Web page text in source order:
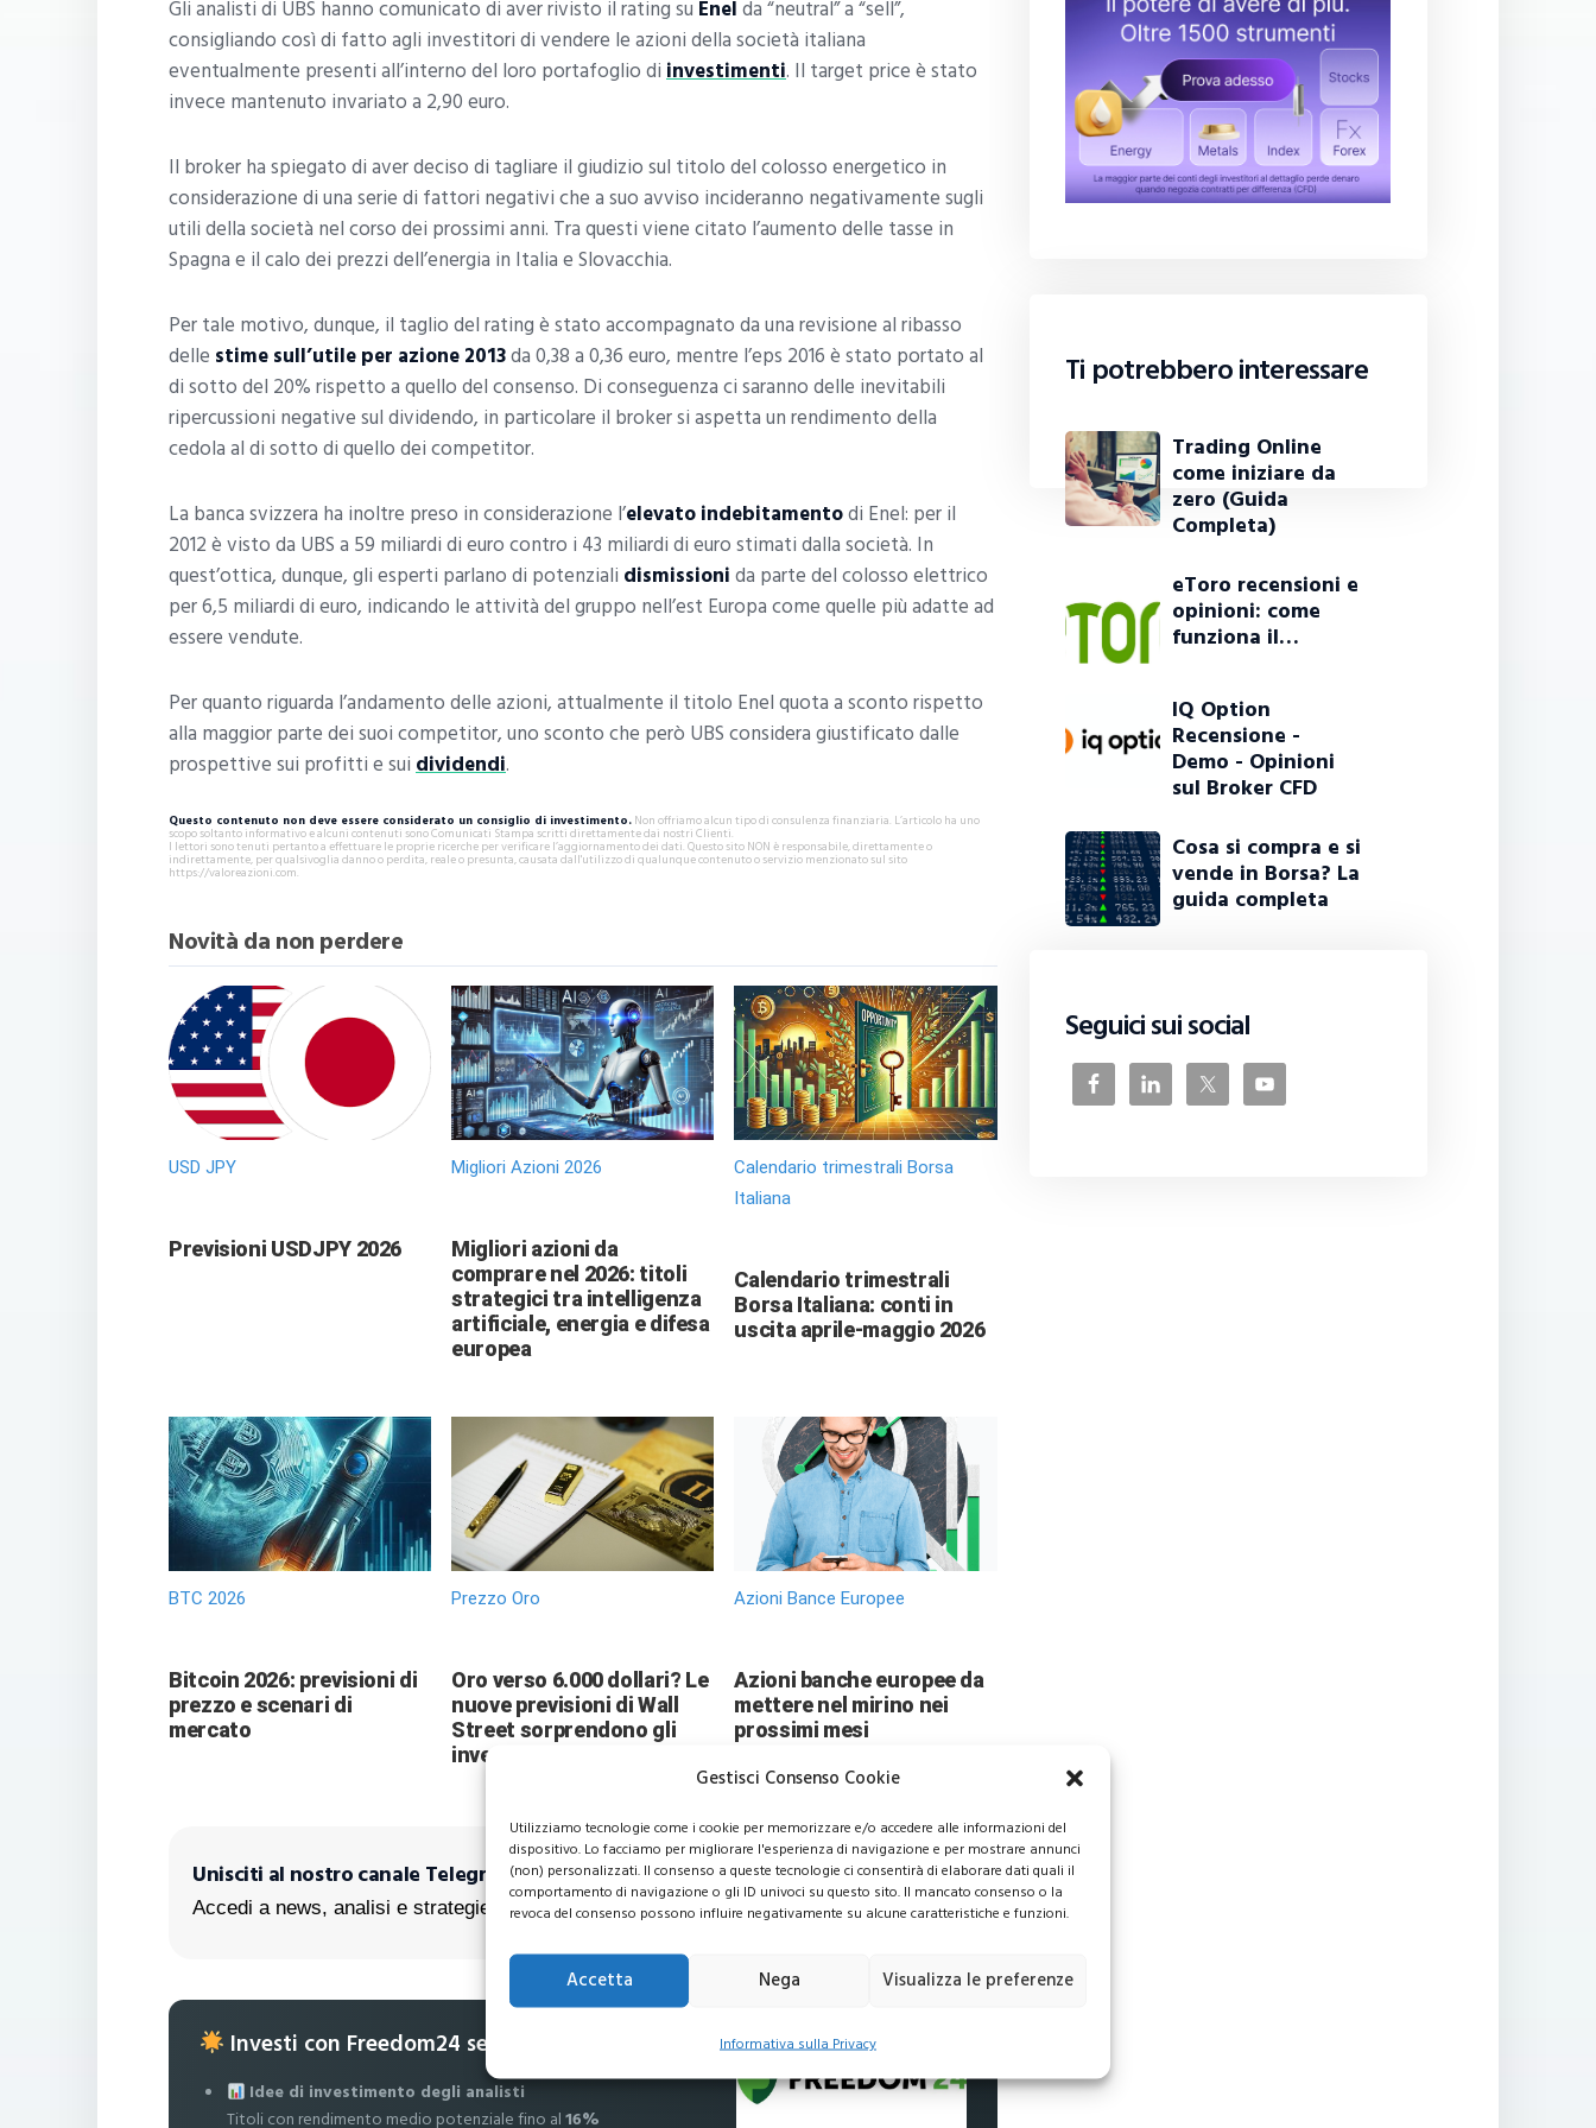
Gestisci Consenso Cookie
Utilizziamo tecnologie come i cookie per memorizzare e/o accedere alle informazioni del
dispositivo. Lo facciamo per migliorare l'esperienza di navigazione e per mostrare annunci
(non) personalizzati. Il consenso a queste tecnologie ci consentirà di elaborare dati quali il
comportamento di navigazione o gli ID univoci su questo sito. Il mancato consenso o la
revoca del consenso possono influire negativamente su alcune caratteristiche e funzioni.
Accetta Nega Visualizza le preferenze
Informativa sulla Privacy
Gli analisti di UBS hanno comunicato di aver rivisto il rating su Enelda “neutral” a “sell”,
consigliando così di fatto agli investitori di vendere le azioni della società italiana
eventualmente presenti all’interno del loro portafoglio diinvestimenti. Il target price è stato
invece mantenuto invariato a 2,90 euro.
Il broker ha spiegato di aver deciso di tagliare il giudizio sul titolo del colosso energetico in
considerazione di una serie di fattori negativi che a suo avviso incideranno negativamente sugli
utili della società nel corso dei prossimi anni. Tra questi viene citato l’aumento delle tasse in
Spagna e il calo dei prezzi dell’energia in Italia e Slovacchia.
Per tale motivo, dunque, il taglio del rating è stato accompagnato da una revisione al ribasso
delle stime sull’utile per azione 2013da 0,38 a 0,36 euro, mentre l’eps 2016 è stato portato al
di sotto del 20% rispetto a quello del consenso. Di conseguenza ci saranno delle inevitabili
ripercussioni negative sul dividendo, in particolare il broker si aspetta un rendimento della
cedola al di sotto di quello dei competitor.
La banca svizzera ha inoltre preso in considerazione l’elevato indebitamentodi Enel: per il
2012 è visto da UBS a 59 miliardi di euro contro i 43 miliardi di euro stimati dalla società. In
quest’ottica, dunque, gli esperti parlano di potenziali dismissionida parte del colosso elettrico
per 6,5 miliardi di euro, indicando le attività del gruppo nell’est Europa come quelle più adatte ad
essere vendute.
Per quanto riguarda l’andamento delle azioni, attualmente il titolo Enel quota a sconto rispetto
alla maggior parte dei suoi competitor, uno sconto che però UBS considera giustificato dalle
prospettive sui profitti e suidividendi.
Questo contenuto non deve essere considerato un consiglio di investimento.Non offriamo alcun tipo di consulenza finanziaria. L’articolo ha uno
scopo soltanto informativo e alcuni contenuti sono Comunicati Stampa scritti direttamente dai nostri Clienti.
I lettori sono tenuti pertanto a effettuare le proprie ricerche per verificare l’aggiornamento dei dati. Questo sito NON è responsabile, direttamente o
indirettamente, per qualsivoglia danno o perdita, reale o presunta, causata dall'utilizzo di qualunque contenuto o servizio menzionato sul sito
https://valoreazioni.com.
Novità da non perdere
USD JPY
Previsioni USDJPY 2026
Migliori Azioni 2026
Migliori azioni da
comprare nel 2026: titoli
strategici tra intelligenza
artificiale, energia e difesa
europea
Calendario trimestrali Borsa
Italiana
Calendario trimestrali
Borsa Italiana: conti in
uscita aprile-maggio 2026
BTC 2026
Bitcoin 2026: previsioni di
prezzo e scenari di
mercato
Prezzo Oro
Oro verso 6.000 dollari? Le
nuove previsioni di Wall
Street sorprendono gli
investitori
Azioni Bance Europee
Azioni banche europee da
mettere nel mirino nei
prossimi mesi
Unisciti al nostro canale Telegram!
Accedi a news, analisi e strategie esclusive per i tuoi investimenti
Investi con Freedom24 senza commissioni
Idee di investimento degli analisti
Titoli con rendimento medio potenziale fino al16%
Ti potrebbero interessare
Trading Online
come iniziare da
zero (Guida
Completa)
eToro recensioni e
opinioni: come
funziona il…
IQ Option
Recensione -
Demo - Opinioni
sul Broker CFD
Cosa si compra e si
vende in Borsa? La
guida completa
Seguici sui social